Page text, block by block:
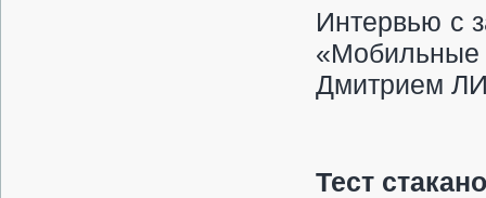
Интервью с
Дмитрием
Тест